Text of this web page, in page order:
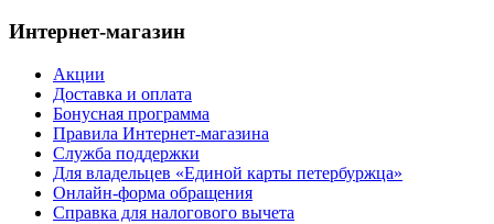
Интернет-магазин
Акции
Доставка и оплата
Бонусная программа
Правила Интернет-магазина
Служба поддержки
Для владельцев «Единой карты петербуржца»
Онлайн-форма обращения
Справка для налогового вычета